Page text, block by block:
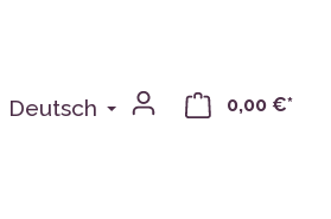
Deutsch 0,00 €*